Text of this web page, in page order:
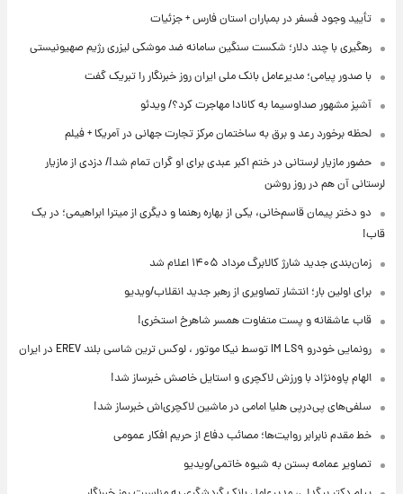
تأیید وجود فسفر در بمباران استان فارس + جزئیات
رهگیری با چند دلار؛ شکست سنگین سامانه ضد موشکی لیزری رژیم صهیونیستی
با صدور پیامی؛ مدیرعامل بانک ملی ایران روز خبرنگار را تبریک گفت
آشپز مشهور صداوسیما به کانادا مهاجرت کرد؟/ ویدئو
لحظه برخورد رعد و برق به ساختمان مرکز تجارت جهانی در آمریکا + فیلم
حضور مازیار لرستانی در ختم اکبر عبدی برای او گران تمام شد!/ دزدی از مازیار
لرستانی آن هم در روز روشن
دو دختر پیمان قاسم‌خانی، یکی از بهاره رهنما و دیگری از میترا ابراهیمی؛ در یک
قاب!
زمان‌بندی جدید شارژ کالابرگ مرداد ۱۴۰۵ اعلام شد
برای اولین بار؛ انتشار تصاویری از رهبر جدید انقلاب/ویدیو
قاب عاشقانه و پست متفاوت همسر شاهرخ استخری!
رونمایی خودرو IM LS۹ توسط نیکا موتور ، لوکس ترین شاسی بلند EREV در ایران
الهام پاوه‌نژاد با ورزش لاکچری و استایل خاصش خبرساز شد!
سلفی‌های پی‌درپی هلیا امامی در ماشین لاکچری‌اش خبرساز شد!
خط مقدم نابرابر روایت‌ها؛ مصائب دفاع از حریم افکار عمومی
تصاویر عمامه بستن به شیوه خاتمی/ویدیو